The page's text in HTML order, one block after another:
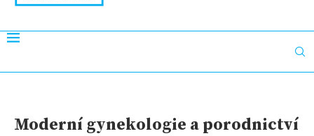
Moderní gynekologie a porodnictví